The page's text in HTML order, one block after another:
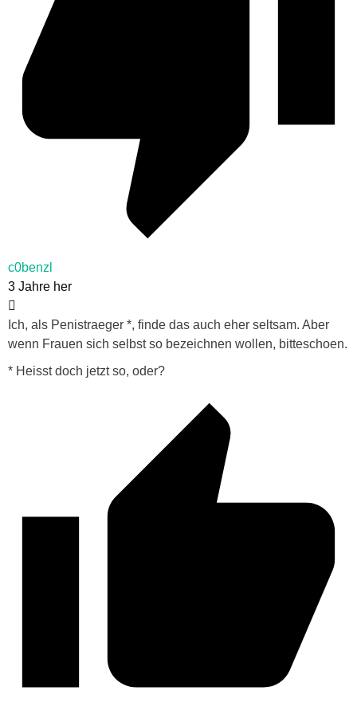
c0benzl
3 Jahre her
Ich, als Penistraeger *, finde das auch eher seltsam. Aber
wenn Frauen sich selbst so bezeichnen wollen, bitteschoen.
* Heisst doch jetzt so, oder?